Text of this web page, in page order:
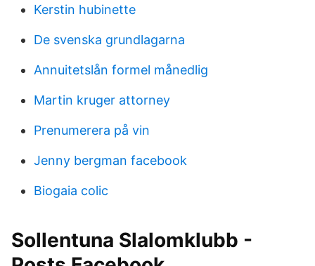
Kerstin hubinette
De svenska grundlagarna
Annuitetslån formel månedlig
Martin kruger attorney
Prenumerera på vin
Jenny bergman facebook
Biogaia colic
Sollentuna Slalomklubb -